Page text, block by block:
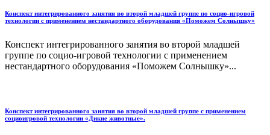
Конспект интегрированного занятия во второй младшей группе по социо-игровой
технологии с применением нестандартного оборудования «Поможем Солнышку»
Конспект интегрированного занятия во второй младшей
группе по социо-игровой технологии с применением
нестандартного оборудования «Поможем Солнышку»...
Конспект интегрированного занятия во второй младшей группе с применением
социоигровой технологии «Дикие животные».